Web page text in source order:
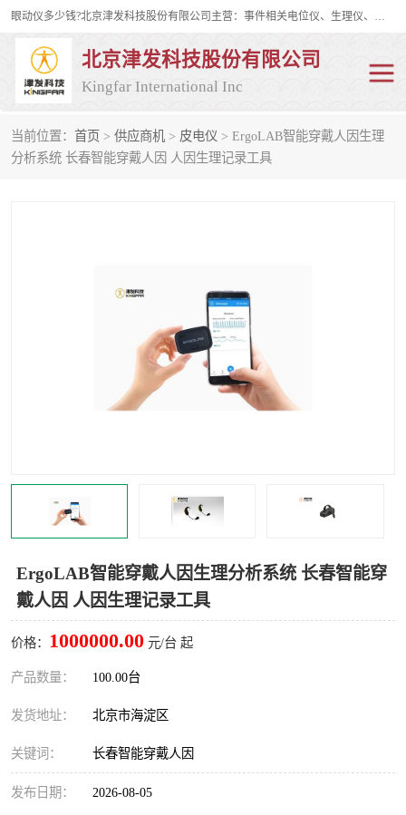
眼动仪多少钱?北京津发科技股份有限公司主营：事件相关电位仪、生理仪、肌电仪、脑电仪、皮电仪、眼动仪；是国家级高新技术企业、科技部认定的科技型中小企业和中关村高新技术企业，具备保密资格，具备自主进出口经营权；自主研发技术、产品与服务荣获多项省部级科学技术奖励、国家发明专利、国家软件著作权和省部级新技术新产品（服务）认证。
北京津发科技股份有限公司
Kingfar International Inc
当前位置： 首页 > 供应商机 > 皮电仪 > ErgoLAB智能穿戴人因生理
分析系统 长春智能穿戴人因 人因生理记录工具
ErgoLAB智能穿戴人因生理分析系统 长春智能穿
戴人因 人因生理记录工具
价格： 1000000.00 元/台 起
产品数量： 100.00台
发货地址： 北京市海淀区
关键词： 长春智能穿戴人因
发布日期： 2026-08-05
皮电仪 脑电仪
行为观察与表情分析 动作捕捉与生物力学
人机交互实验室
神经营销与消费行为实验 车俩与驾驶模拟